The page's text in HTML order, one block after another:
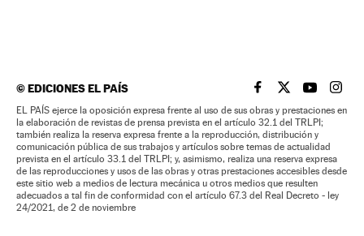
©EDICIONES EL PAÍS EL PAÍS BRASIL EN
EL PAÍSEL PAÍS
EL
EL PAÍS ejerce la oposición expresa frente al uso de sus obras y prestaciones en
la elaboración de revistas de prensa prevista en el artículo 32.1 del TRLPI;
también realiza la reserva expresa frente a la reproducción, distribución y
comunicación pública de sus trabajos y artículos sobre temas de actualidad
prevista en el artículo 33.1 del TRLPI; y, asimismo, realiza una reserva expresa
de las reproducciones y usos de las obras y otras prestaciones accesibles desde
este sitio web a medios de lectura mecánica u otros medios que resulten
adecuados a tal fin de conformidad con el artículo 67.3 del Real Decreto - ley
24/2021, de 2 de noviembre